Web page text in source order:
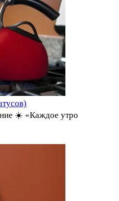
☀️ «Каждое утро